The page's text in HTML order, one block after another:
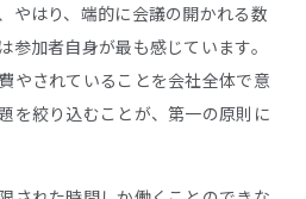
やはり、端的に会議の開かれる数
参加者自身が最も感じています。
やされていることを会社全体で意
を絞り込むことが、第一の原則に